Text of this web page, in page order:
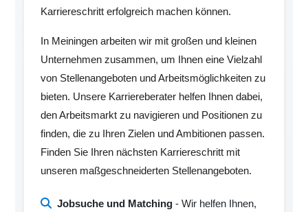
Karriereschritt erfolgreich machen können.
In Meiningen arbeiten wir mit großen und kleinen
Unternehmen zusammen, um Ihnen eine Vielzahl
von Stellenangeboten und Arbeitsmöglichkeiten zu
bieten. Unsere Karriereberater helfen Ihnen dabei,
den Arbeitsmarkt zu navigieren und Positionen zu
finden, die zu Ihren Zielen und Ambitionen passen.
Finden Sie Ihren nächsten Karriereschritt mit
unseren maßgeschneiderten Stellenangeboten.
Jobsuche und Matching - Wir helfen Ihnen,